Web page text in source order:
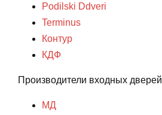
Podilski Ddveri
Terminus
Контур
КДФ
Производители входных дверей
МД